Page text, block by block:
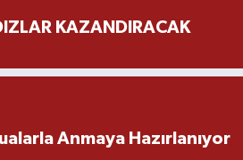
KAZANDIRACAK
Anmaya Hazırlanıyor